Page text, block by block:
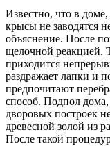
Известно, что в
крысы не заводятся
объяснение. После
щелочной реакцией.
приходится
раздражает лапки и
предпочитают
способ. Подпол
дворовых построек
древесной золой из
После такой